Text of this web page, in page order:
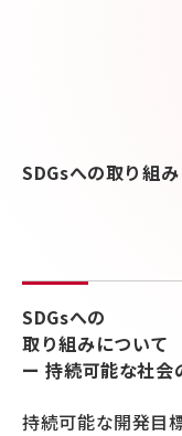
SDGsへの取り組み
SDGsへの
取り組みについて
ー 持続可能な社会
持続可能な開発目